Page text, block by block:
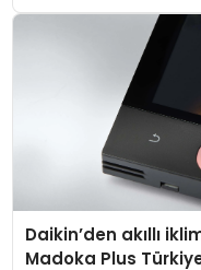
Daikin’den akıllı
Madoka Plus